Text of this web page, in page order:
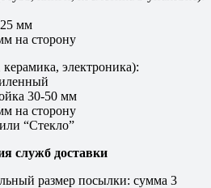
мм
на сторону
керамика, электроника):
30-50 мм
на сторону
“Стекло”
служб доставки
размер посылки: сумма 3